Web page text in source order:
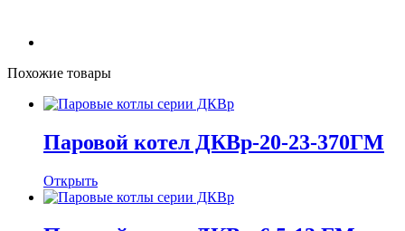
Похожие товары
Паровой котел ДКВр-20-23-370ГМ
Открыть